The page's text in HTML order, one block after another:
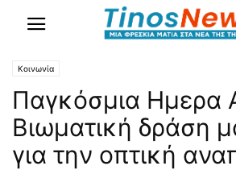
Κοινωνία
Παγκόσμια Ημερα
Βιωματική δράση
για την οπτική